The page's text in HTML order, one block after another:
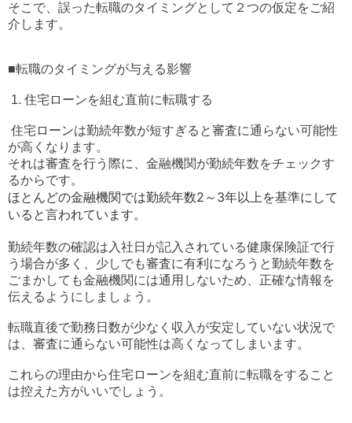
そこで、誤った転職のタイミングとして２つの仮定をご紹
介します。
■転職のタイミングが与える影響
1. 住宅ローンを組む直前に転職する
住宅ローンは勤続年数が短すぎると審査に通らない可能性
が高くなります。
それは審査を行う際に、金融機関が勤続年数をチェックす
るからです。
ほとんどの金融機関では勤続年数2～3年以上を基準にして
いると言われています。
勤続年数の確認は入社日が記入されている健康保険証で行
う場合が多く、少しでも審査に有利になろうと勤続年数を
ごまかしても金融機関には通用しないため、正確な情報を
伝えるようにしましょう。
転職直後で勤務日数が少なく収入が安定していない状況で
は、審査に通らない可能性は高くなってしまいます。
これらの理由から住宅ローンを組む直前に転職をすること
は控えた方がいいでしょう。